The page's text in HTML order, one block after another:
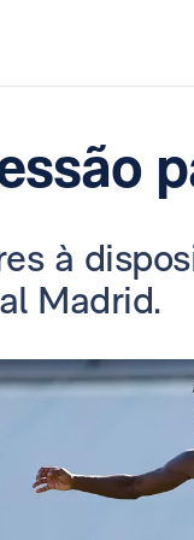
à
Madrid.